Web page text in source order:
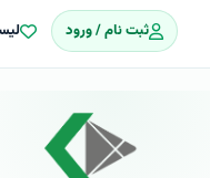
ثبت نام / ورود